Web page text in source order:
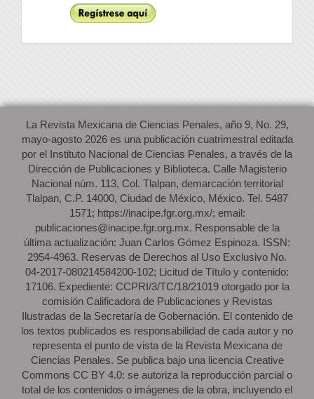
La Revista Mexicana de Ciencias Penales, año 9, No. 29,
mayo-agosto 2026 es una publicación cuatrimestral editada
por el Instituto Nacional de Ciencias Penales, a través de la
Dirección de Publicaciones y Biblioteca. Calle Magisterio
Nacional núm. 113, Col. Tlalpan, demarcación territorial
Tlalpan, C.P. 14000, Ciudad de México, México. Tel. 5487
1571; https://inacipe.fgr.org.mx/; email:
publicaciones@inacipe.fgr.org.mx. Responsable de la
última actualización: Juan Carlos Gómez Espinoza. ISSN:
2954-4963. Reservas de Derechos al Uso Exclusivo No.
04-2017-080214584200-102; Licitud de Título y contenido:
17106. Expediente: CCPRI/3/TC/18/21019 otorgado por la
comisión Calificadora de Publicaciones y Revistas
Ilustradas de la Secretaría de Gobernación. El contenido de
los textos publicados es responsabilidad de cada autor y no
representa el punto de vista de la Revista Mexicana de
Ciencias Penales. Se publica bajo una licencia Creative
Commons CC BY 4.0: se autoriza la reproducción parcial o
total de los contenidos o imágenes de la obra, incluyendo el